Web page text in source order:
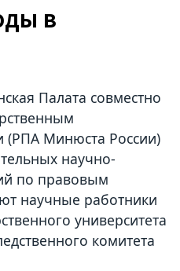
в
Палата совместно
(РПА Минюста России)
научно-
по правовым
научные работники
университета
комитета